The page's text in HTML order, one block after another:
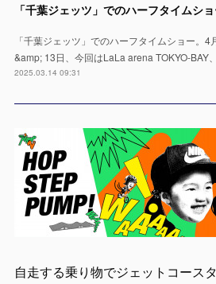
「千葉ジェッツ」でのハーフタイムショー。4
&amp; 13日、今回はLaLa arena TOKYO-BAY
2025.03.14 09:31
自走する乗り物でジェットコース